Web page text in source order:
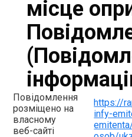
місце
Повідомлення
розміщено на
власному
веб-сайті
https://
infy-